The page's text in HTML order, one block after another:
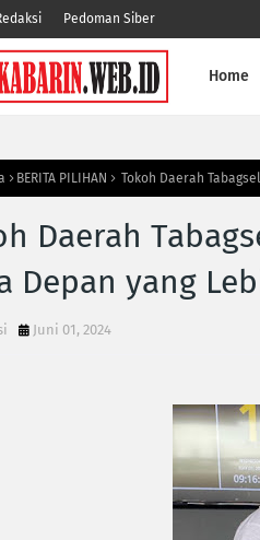
Pedoman Siber
Home
BERITA PILIHAN Tokoh Daerah
Daerah
Depan yang
Juni 01, 2024